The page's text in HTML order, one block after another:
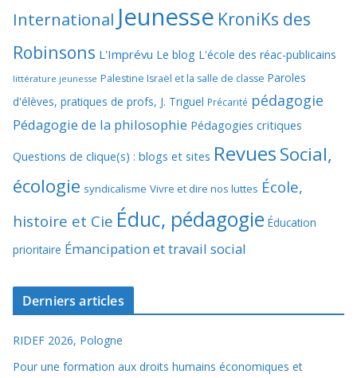
International Jeunesse KroniKs des
Robinsons L'Imprévu Le blog L'école des réac-publicains
littérature jeunesse Palestine Israël et la salle de classe Paroles
d'élèves, pratiques de profs, J. Triguel Précarité pédagogie
Pédagogie de la philosophie Pédagogies critiques
Questions de clique(s) : blogs et sites RevuesSocial,
écologie syndicalisme Vivre et dire nos luttes École,
histoire et Cie Éduc, pédagogie Éducation
prioritaire Émancipation et travail social
Derniers articles
RIDEF 2026, Pologne
Pour une formation aux droits humains économiques et